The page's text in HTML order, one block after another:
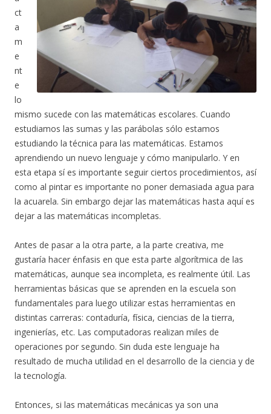
ct
a
m
e
nt
e
lo
mismo sucede con las matemáticas escolares. Cuando
estudiamos las sumas y las parábolas sólo estamos
estudiando la técnica para las matemáticas. Estamos
aprendiendo un nuevo lenguaje y cómo manipularlo. Y en
esta etapa sí es importante seguir ciertos procedimientos, así
como al pintar es importante no poner demasiada agua para
la acuarela. Sin embargo dejar las matemáticas hasta aquí es
dejar a las matemáticas incompletas.
Antes de pasar a la otra parte, a la parte creativa, me
gustaría hacer énfasis en que esta parte algorítmica de las
matemáticas, aunque sea incompleta, es realmente útil. Las
herramientas básicas que se aprenden en la escuela son
fundamentales para luego utilizar estas herramientas en
distintas carreras: contaduría, física, ciencias de la tierra,
ingenierías, etc. Las computadoras realizan miles de
operaciones por segundo. Sin duda este lenguaje ha
resultado de mucha utilidad en el desarrollo de la ciencia y de
la tecnología.
Entonces, si las matemáticas mecánicas ya son una